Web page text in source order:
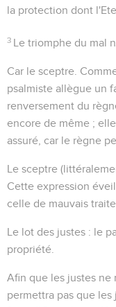
la protection dont
3 Le triomphe du mal
Car le sceptre .
psalmiste allègue un
renversement du
encore de même ;
assuré, car le règne
Le sceptre
Cette expression
celle de mauvais
Le lot des justes : le
propriété.
Afin que les justes ne
permettra pas que